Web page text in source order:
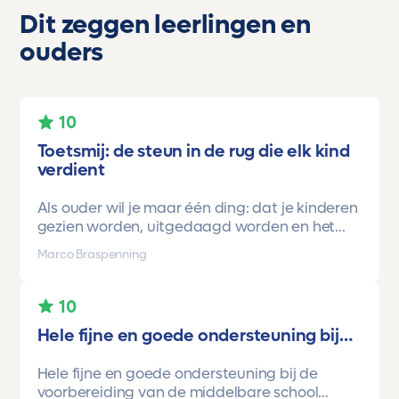
Dit zeggen leerlingen en
ouders
10
Toetsmij: de steun in de rug die elk kind
verdient
Als ouder wil je maar één ding: dat je kinderen
gezien worden, uitgedaagd worden en het
vertrouwen krijgen dat ze méér kunnen dan ze
zelf soms denken. Voor ons is Toetsmij daarin
kader. Een lieve, slimme meid, maar soms
toetsen van Toetsmij.....helder, betrouwbaar,
precies op niveau en altijd met ruimte om te
Marco Braspenning
10
Hele fijne en goede ondersteuning bij…
Hele fijne en goede ondersteuning bij de
voorbereiding van de middelbare school